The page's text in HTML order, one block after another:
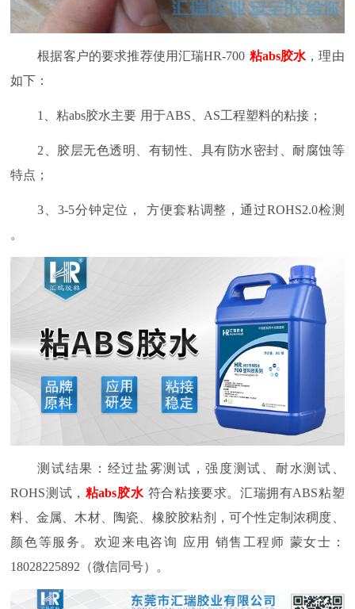
根据客户的要求推荐使用汇瑞HR-700 粘abs胶水 ，理由
如下：
1 、粘abs胶水主要 用于ABS AS工程塑料的粘接；
2 、胶层无色透明、有韧性、具有防水密封、耐腐蚀等
特点；
3 3-5分钟定位， 方便套粘调整，通过ROHS2.0检测
。
测试结果：经过盐雾测试，强度测试、耐水测试、
ROHS测试， 粘abs胶水 符合粘接要求。汇瑞拥有ABS粘塑
料、金属、木材、陶瓷、橡胶胶粘剂，可个性定制浓稠度、
颜色等服务。欢迎来电咨询
应用 销售工程师 蒙女士：
18028225892 （微信同号）。